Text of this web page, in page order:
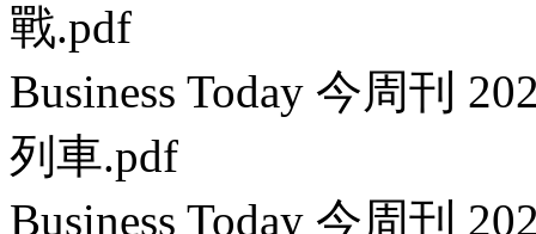
戰.pdf
Business Today 今周刊
列車.pdf
Business Today 今周刊